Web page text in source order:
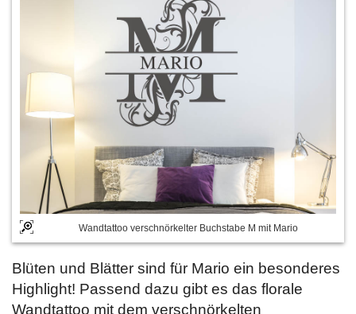
Wandtattoo verschnörkelter Buchstabe M mit Mario
Blüten und Blätter sind für Mario ein besonderes
Highlight! Passend dazu gibt es das florale
Wandtattoo mit dem verschnörkelten